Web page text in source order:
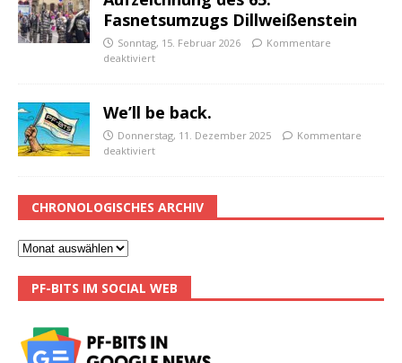
Fasnetsumzugs Dillweißenstein
Sonntag, 15. Februar 2026
Kommentare
deaktiviert
We’ll be back.
Donnerstag, 11. Dezember 2025
Kommentare
deaktiviert
CHRONOLOGISCHES ARCHIV
PF-BITS IM SOCIAL WEB